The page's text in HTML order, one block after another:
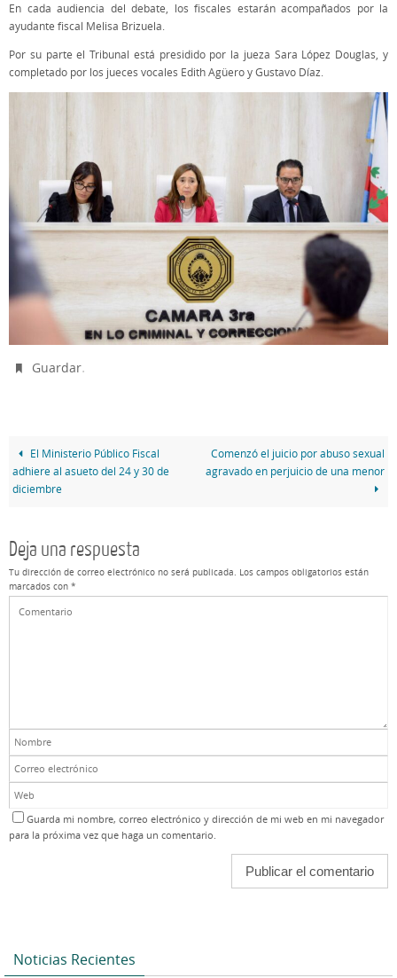
En cada audiencia del debate, los fiscales estarán acompañados por la
ayudante fiscal Melisa Brizuela.
Por su parte el Tribunal está presidido por la jueza Sara López Douglas, y
completado por los jueces vocales Edith Agüero y Gustavo Díaz.
Guardar.
El Ministerio Público Fiscal
adhiere al asueto del 24 y 30 de
diciembre
Comenzó el juicio por abuso sexual
agravado en perjuicio de una menor
Deja una respuesta
Tu dirección de correo electrónico no será publicada. Los campos obligatorios están
marcados con *
Guarda mi nombre, correo electrónico y dirección de mi web en mi navegador
para la próxima vez que haga un comentario.
Noticias Recientes